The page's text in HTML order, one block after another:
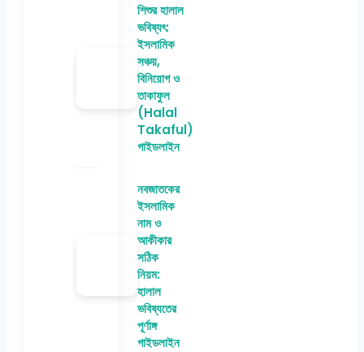
শিশুর হালাল
ভবিষ্যৎ:
ইসলামিক
সঞ্চয়,
বিনিয়োগ ও
তাকাফুল
(Halal
Takaful)
গাইডলাইন
নবজাতকের
ইসলামিক
নাম ও
আকীকার
সঠিক
নিয়ম:
হালাল
ভবিষ্যতের
পূর্ণাঙ্গ
গাইডলাইন